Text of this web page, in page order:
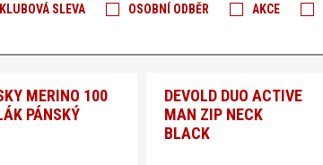
KLUBOVÁ SLEVA OSOBNÍ ODBĚR AKCE
MERINO 100
PÁNSKÝ
DEVOLD DUO ACTIVE
MAN ZIP NECK
BLACK